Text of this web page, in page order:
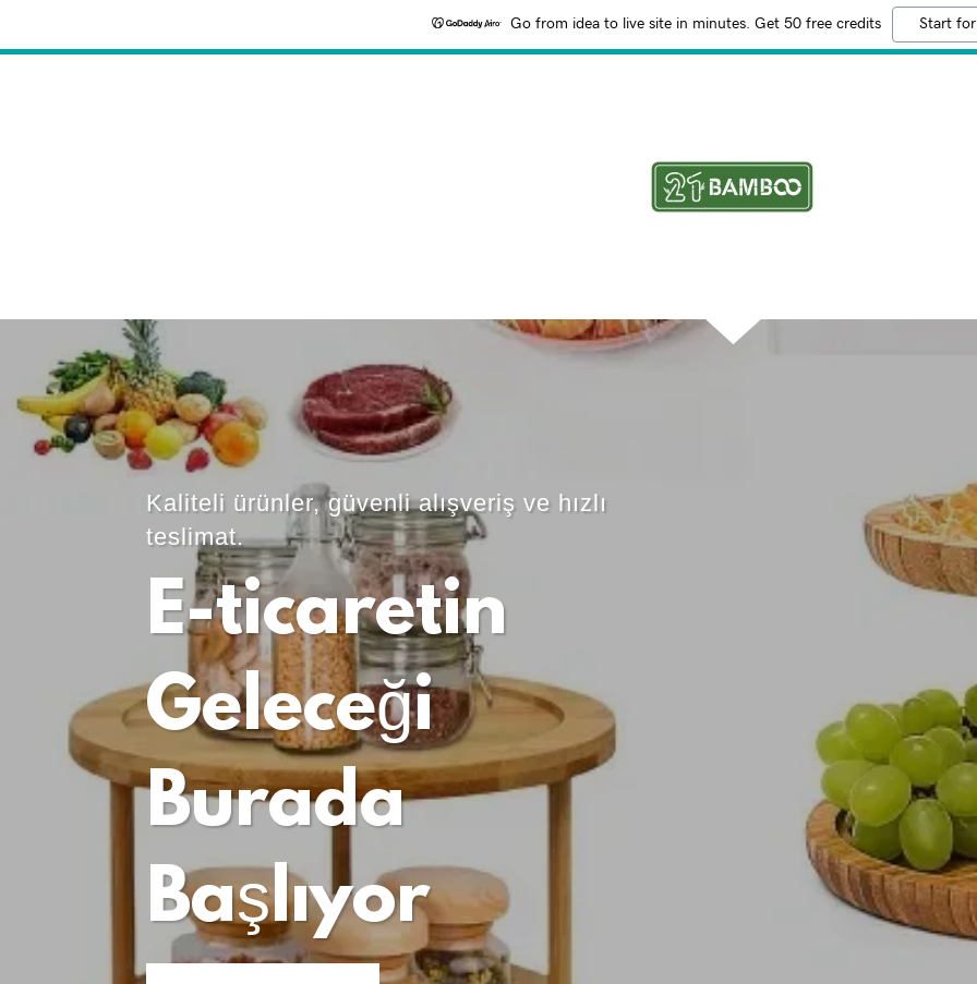
Go from idea to live site in minutes. Get 50 free credits Start
Kaliteli ürünler, güvenli alışveriş ve hızlı
teslimat.
E-ticaretin
Geleceği
Burada
Başlıyor